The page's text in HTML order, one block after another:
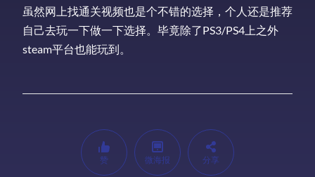
虽然网上找通关视频也是个不错的选择，个人还是推荐
自己去玩一下做一下选择。毕竟除了PS3/PS4上之外
steam平台也能玩到。
赞 微海报 分享